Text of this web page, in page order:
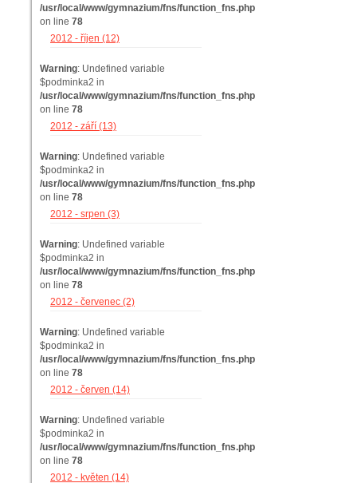
/usr/local/www/gymnazium/fns/function_fns.php
on line 78
2012 - říjen (12)
Warning: Undefined variable
$podminka2 in
/usr/local/www/gymnazium/fns/function_fns.php
on line 78
2012 - září (13)
Warning: Undefined variable
$podminka2 in
/usr/local/www/gymnazium/fns/function_fns.php
on line 78
2012 - srpen (3)
Warning: Undefined variable
$podminka2 in
/usr/local/www/gymnazium/fns/function_fns.php
on line 78
2012 - červenec (2)
Warning: Undefined variable
$podminka2 in
/usr/local/www/gymnazium/fns/function_fns.php
on line 78
2012 - červen (14)
Warning: Undefined variable
$podminka2 in
/usr/local/www/gymnazium/fns/function_fns.php
on line 78
2012 - květen (14)